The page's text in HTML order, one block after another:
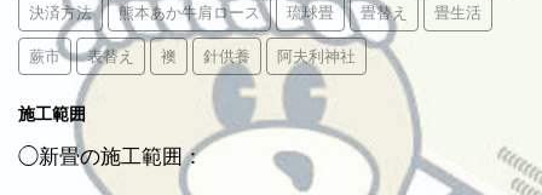
決済方法 熊本あか牛肩ロース 琉球畳 畳替え 畳生活
蕨市 表替え 襖 針供養 阿夫利神社
施工範囲
◯新畳の施工範囲：